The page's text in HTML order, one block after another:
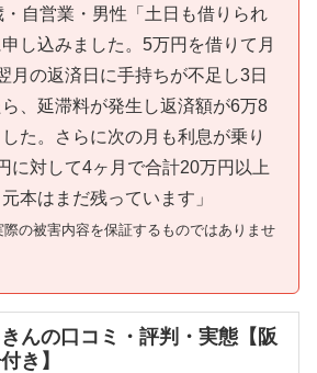
自営業・男性「土日も借りられ
し込みました。5万円を借りて月
月の返済日に手持ちが不足し3日
、延滞料が発生し返済額が6万8
た。さらに次の月も利息が乗り
に対して4ヶ月で合計20万円以上
本はまだ残っています」
の被害内容を保証するものではありませ
んの口コミ・評判・実態【阪
き】